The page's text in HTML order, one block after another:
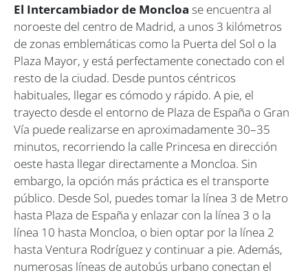
El Intercambiador de Moncloa se encuentra al
noroeste del centro de Madrid, a unos 3 kilómetros
de zonas emblemáticas como la Puerta del Sol o la
Plaza Mayor, y está perfectamente conectado con el
resto de la ciudad. Desde puntos céntricos
habituales, llegar es cómodo y rápido. A pie, el
trayecto desde el entorno de Plaza de España o Gran
Vía puede realizarse en aproximadamente 30–35
minutos, recorriendo la calle Princesa en dirección
oeste hasta llegar directamente a Moncloa. Sin
embargo, la opción más práctica es el transporte
público. Desde Sol, puedes tomar la línea 3 de Metro
hasta Plaza de España y enlazar con la línea 3 o la
línea 10 hasta Moncloa, o bien optar por la línea 2
hasta Ventura Rodríguez y continuar a pie. Además,
numerosas líneas de autobús urbano conectan el